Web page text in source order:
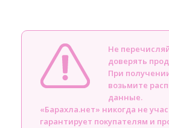
Не
доверять
При
возьмите
данные.
«Барахла.нет» никогда не
гарантирует покупателям и